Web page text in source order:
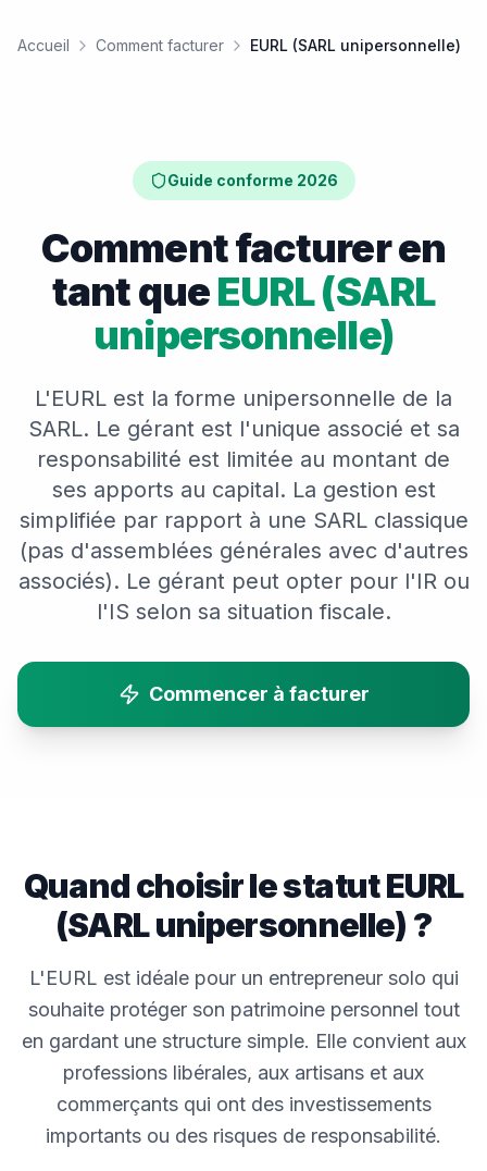
Accueil Comment facturer EURL (SARL unipersonnelle)
Guide conforme 2026
Comment facturer en
tant queEURL (SARL
unipersonnelle)
L'EURL est la forme unipersonnelle de la
SARL. Le gérant est l'unique associé et sa
responsabilité est limitée au montant de
ses apports au capital. La gestion est
simplifiée par rapport à une SARL classique
(pas d'assemblées générales avec d'autres
associés). Le gérant peut opter pour l'IR ou
l'IS selon sa situation fiscale.
Commencer à facturer
Quand choisir le statutEURL
(SARL unipersonnelle) ?
L'EURL est idéale pour un entrepreneur solo qui
souhaite protéger son patrimoine personnel tout
en gardant une structure simple. Elle convient aux
professions libérales, aux artisans et aux
commerçants qui ont des investissements
importants ou des risques de responsabilité.